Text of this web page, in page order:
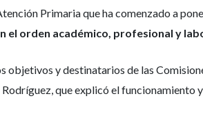
Primaria que ha comenzado a
el orden académico, profesional y
objetivos y destinatarios de las
que explicó el funcionamiento